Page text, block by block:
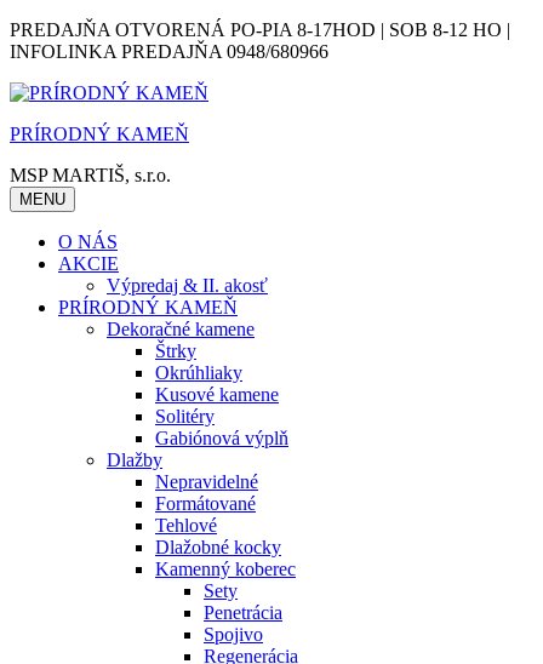
Skip
to
PREDAJŇA OTVORENÁ PO-PIA 8-17HOD | SOB 8-12 HO |
INFOLINKA PREDAJŇA 0948/680966
PRÍRODNÝ KAMEŇ
MSP MARTIŠ, s.r.o.
MENU
O NÁS
AKCIE
Výpredaj & II. akosť
PRÍRODNÝ KAMEŇ
Dekoračné kamene
Štrky
Okrúhliaky
Kusové kamene
Solitéry
Gabiónová výplň
Dlažby
Nepravidelné
Formátované
Tehlové
Dlažobné kocky
Kamenný koberec
Sety
Penetrácia
Spojivo
Regenerácia